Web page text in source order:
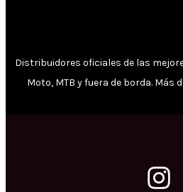
Distribuidores oficiales de las
Moto, MTB y fuera de borda. Más